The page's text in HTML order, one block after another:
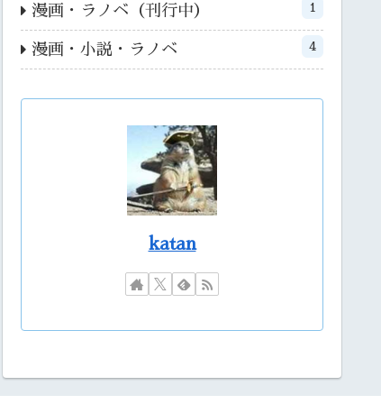
漫画・ラノベ（刊行中） 1
漫画・小説・ラノベ 4
katan